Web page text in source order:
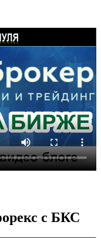
с БКС